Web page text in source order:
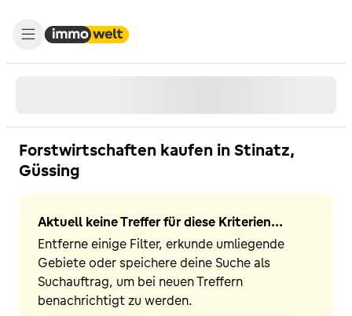
Forstwirtschaften kaufen in Stinatz,
Güssing
Aktuell keine Treffer für diese Kriterien...
Entferne einige Filter, erkunde umliegende
Gebiete oder speichere deine Suche als
Suchauftrag, um bei neuen Treffern
benachrichtigt zu werden.